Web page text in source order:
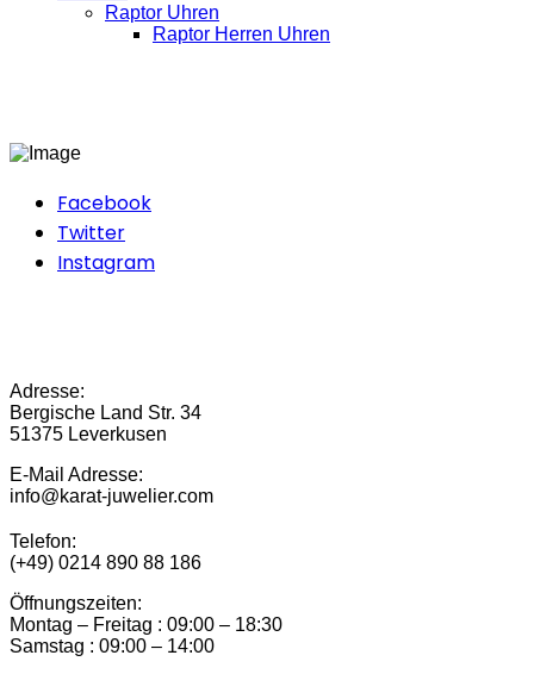
Raptor Uhren
Raptor Herren Uhren
Facebook
Twitter
Instagram
Adresse:
Bergische Land Str. 34
51375 Leverkusen
E-Mail Adresse:
info@karat-juwelier.com
Telefon:
(+49) 0214 890 88 186
Öffnungszeiten:
Montag – Freitag : 09:00 – 18:30
Samstag : 09:00 – 14:00